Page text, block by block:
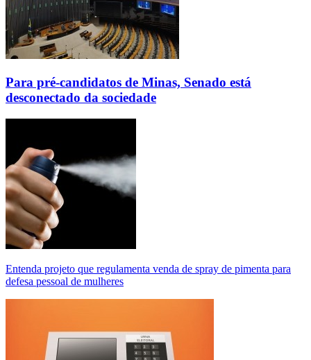
Para pré-candidatos de Minas, Senado está
desconectado da sociedade
Entenda projeto que regulamenta venda de spray de pimenta para
defesa pessoal de mulheres